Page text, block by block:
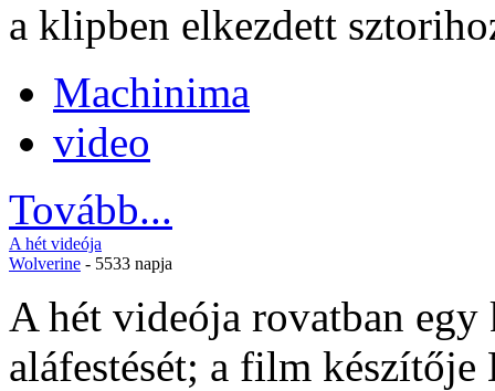
a klipben elkezdett
Machinima
video
Tovább...
A hét videója
Wolverine - 5533 napja
A hét videója rovatban egy
aláfestését; a film